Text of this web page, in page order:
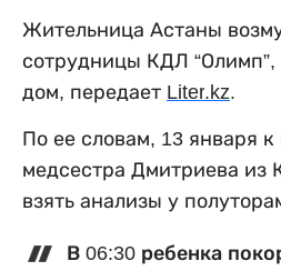
Жительница Астаны
сотрудницы КДЛ
дом, передает Liter.kz.
По ее словам, 13 января
медсестра Дмитриева из
взять анализы у
В 06:30 ребенка